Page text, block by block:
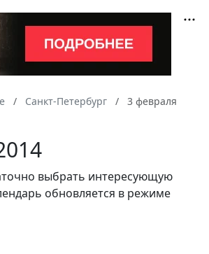
Санкт-Петербург
3 февраля
выбрать интересующую
обновляется в режиме